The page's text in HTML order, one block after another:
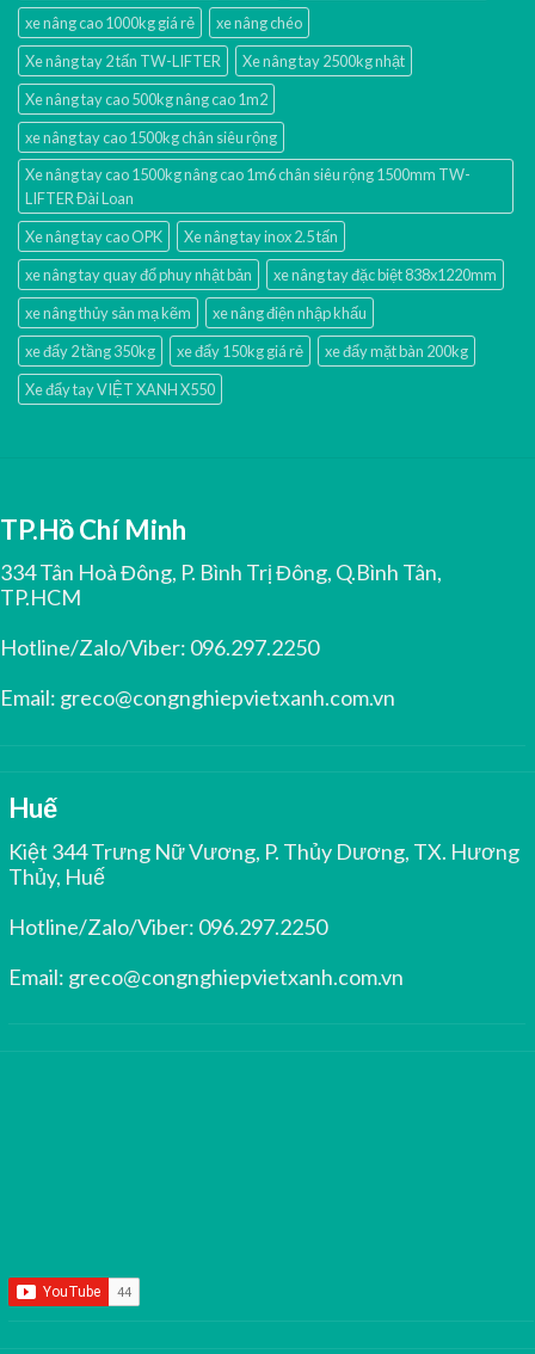
xe nâng cao 1000kg giá rẻ
xe nâng chéo
Xe nâng tay 2 tấn TW-LIFTER
Xe nâng tay 2500kg nhật
Xe nâng tay cao 500kg nâng cao 1m2
xe nâng tay cao 1500kg chân siêu rộng
Xe nâng tay cao 1500kg nâng cao 1m6 chân siêu rộng 1500mm TW-
LIFTER Đài Loan
Xe nâng tay cao OPK
Xe nâng tay inox 2.5 tấn
xe nâng tay quay đổ phuy nhật bản
xe nâng tay đặc biệt 838x1220mm
xe nâng thủy sản mạ kẽm
xe nâng điện nhập khấu
xe đẩy 2 tầng 350kg
xe đẩy 150kg giá rẻ
xe đẩy mặt bàn 200kg
Xe đẩy tay VIỆT XANH X550
TP.Hồ Chí Minh
334 Tân Hoà Đông, P. Bình Trị Đông, Q.Bình Tân,
TP.HCM
Hotline/Zalo/Viber: 096.297.2250
Email: greco@congnghiepvietxanh.com.vn
Huế
Kiệt 344 Trưng Nữ Vương, P. Thủy Dương, TX. Hương
Thủy, Huế
Hotline/Zalo/Viber: 096.297.2250
Email: greco@congnghiepvietxanh.com.vn